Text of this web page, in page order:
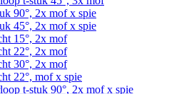
90°, 2x mof x spie
45°, 2x mof x spie
15°, 2x mof
22°, 2x mof
30°, 2x mof
22°, mof x spie
t-stuk 90°, 2x mof x spie